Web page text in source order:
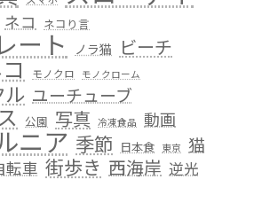
ネコ ネコり言
ート ノラ猫 ビーチ
モノクロ モノクローム
ル ユーチューブ
公園 写真 冷凍食品 動画
ニア 季節 日本食 東京 猫
転車 街歩き 西海岸 逆光